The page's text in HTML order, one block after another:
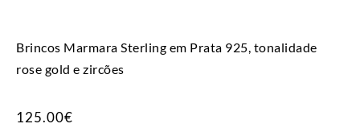
Brincos Marmara Sterling em Prata 925, tonalidade
rose gold e zircões
125.00€